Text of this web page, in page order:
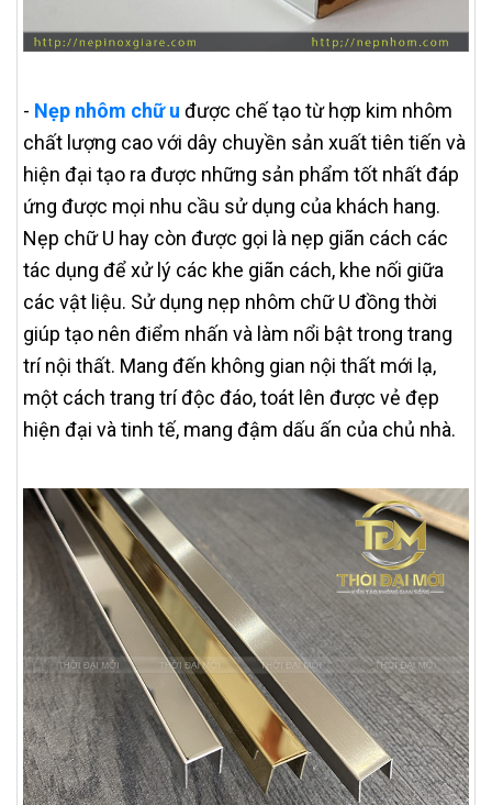
- Nẹp nhôm chữ u được chế tạo từ hợp kim nhôm
chất lượng cao với dây chuyền sản xuất tiên tiến và
hiện đại tạo ra được những sản phẩm tốt nhất đáp
ứng được mọi nhu cầu sử dụng của khách hang.
Nẹp chữ U hay còn được gọi là nẹp giãn cách các
tác dụng để xử lý các khe giãn cách, khe nối giữa
các vật liệu. Sử dụng nẹp nhôm chữ U đồng thời
giúp tạo nên điểm nhấn và làm nổi bật trong trang
trí nội thất. Mang đến không gian nội thất mới lạ,
một cách trang trí độc đáo, toát lên được vẻ đẹp
hiện đại và tinh tế, mang đậm dấu ấn của chủ nhà.